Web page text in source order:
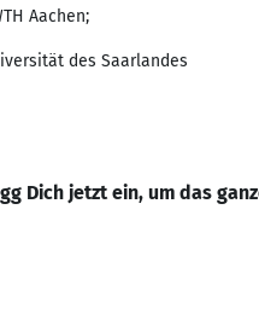
Aachen;
des Saarlandes
Dich jetzt ein, um das